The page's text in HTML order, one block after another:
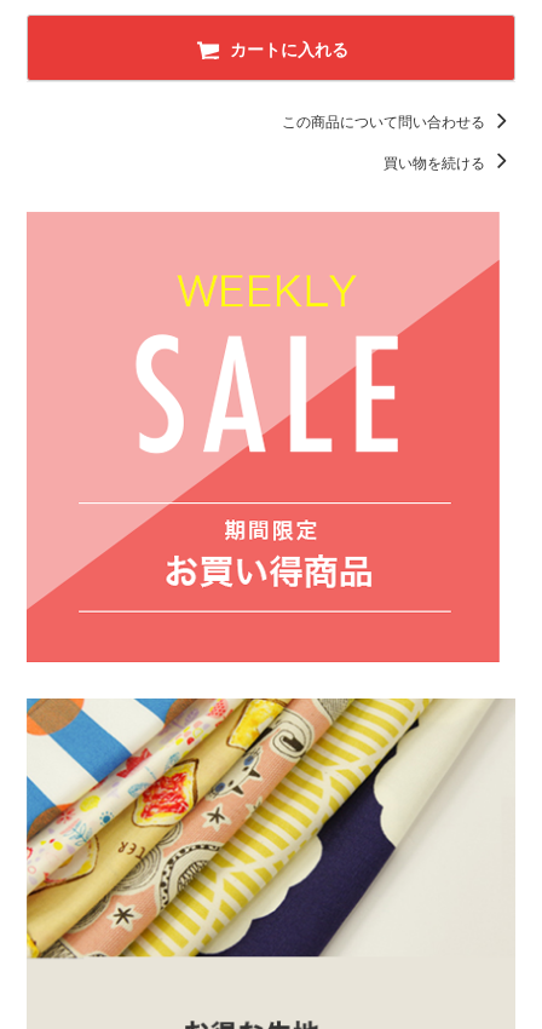
カートに入れる
この商品について問い合わせる
買い物を続ける